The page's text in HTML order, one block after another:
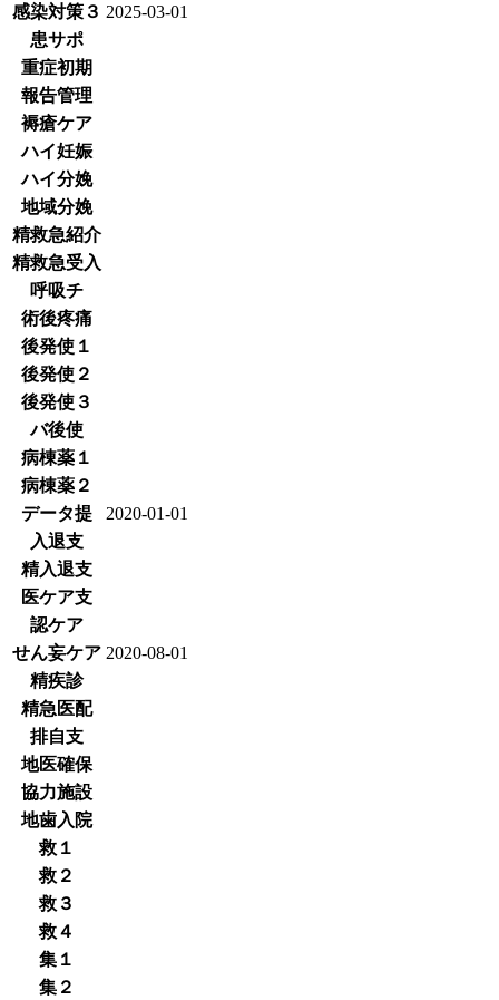
感染対策３ 2025-03-01
患サポ
重症初期
報告管理
褥瘡ケア
ハイ妊娠
ハイ分娩
地域分娩
精救急紹介
精救急受入
呼吸チ
術後疼痛
後発使１
後発使２
後発使３
バ後使
病棟薬１
病棟薬２
データ提
2020-01-01
入退支
精入退支
医ケア支
認ケア
せん妄ケア 2020-08-01
精疾診
精急医配
排自支
地医確保
協力施設
地歯入院
救１
救２
救３
救４
集１
集２